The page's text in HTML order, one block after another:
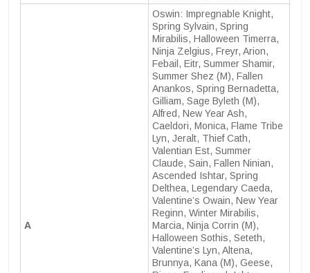
A
Oswin: Impregnable Knight,
Spring Sylvain, Spring
Mirabilis, Halloween Timerra,
Ninja Zelgius, Freyr, Arion,
Febail, Eitr, Summer Shamir,
Summer Shez (M), Fallen
Anankos, Spring Bernadetta,
Gilliam, Sage Byleth (M),
Alfred, New Year Ash,
Caeldori, Monica, Flame Tribe
Lyn, Jeralt, Thief Cath,
Valentian Est, Summer
Claude, Sain, Fallen Ninian,
Ascended Ishtar, Spring
Delthea, Legendary Caeda,
Valentine’s Owain, New Year
Reginn, Winter Mirabilis,
Marcia, Ninja Corrin (M),
Halloween Sothis, Seteth,
Valentine’s Lyn, Altena,
Brunnya, Kana (M), Geese,